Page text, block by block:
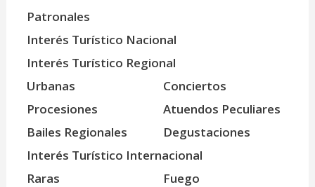
Patronales
Interés Turístico Nacional
Interés Turístico Regional
Urbanas
Conciertos
Procesiones
Atuendos Peculiares
Bailes Regionales
Degustaciones
Interés Turístico Internacional
Raras
Fuego